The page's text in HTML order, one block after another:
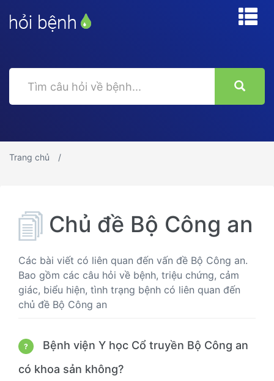
Trang chủ
Chủ đề Bộ Công an
Các bài viết có liên quan đến vấn đề Bộ Công an.
Bao gồm các câu hỏi về bệnh, triệu chứng, cảm
giác, biểu hiện, tình trạng bệnh có liên quan đến
chủ đề Bộ Công an
?
Bệnh viện Y học Cổ truyền Bộ Công an
có khoa sản không?